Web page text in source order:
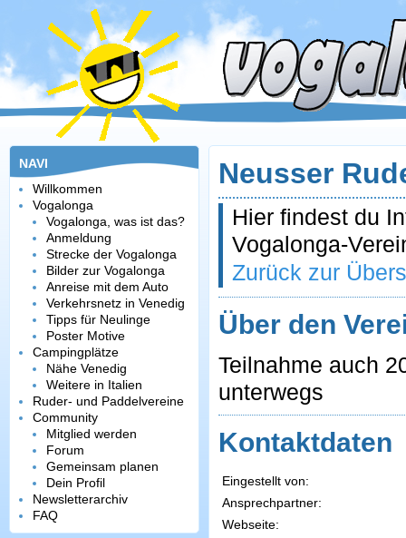
NAVI
Willkommen
Vogalonga
Vogalonga, was ist das?
Anmeldung
Strecke der Vogalonga
Bilder zur Vogalonga
Anreise mit dem Auto
Verkehrsnetz in Venedig
Tipps für Neulinge
Poster Motive
Campingplätze
Nähe Venedig
Weitere in Italien
Ruder- und Paddelvereine
Community
Mitglied werden
Forum
Gemeinsam planen
Dein Profil
Newsletterarchiv
FAQ
Neusser
Hier findest du
Vogalonga-
Zurück zur
Über den
Teilnahme auch
unterwegs
Kontaktdaten
Eingestellt von:
Ansprechpartner:
Webseite: